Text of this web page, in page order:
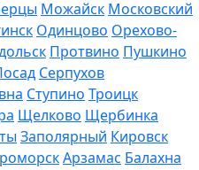
Можайск Московский
Одинцово Орехово-
Протвино Пушкино
Серпухов
Ступино Троицк
Щелково Щербинка
Заполярный Кировск
Арзамас Балахна